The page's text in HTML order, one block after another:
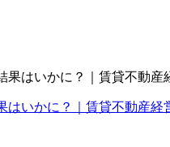
はいかに？｜賃貸不動産経